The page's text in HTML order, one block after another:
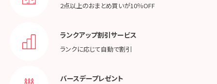
2点以上のおまとめ買いが10％OFF
ランクアップ割引サービス
ランクに応じて自動で割引
バースデープレゼント